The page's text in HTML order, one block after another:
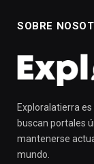
SOBRE
Exploralatierra
buscan portales
mantenerse
mundo.